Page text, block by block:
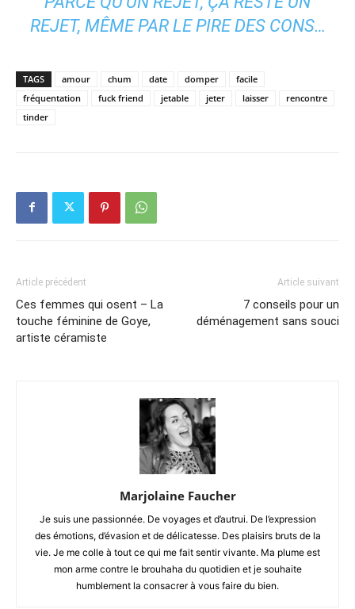
REJET, MÊME PAR LE PIRE DES CONS…
TAGS amour chum date domper
facile
fréquentation
fuck friend jetable jeter laisser
rencontre
tinder
Article précédent
Ces femmes qui osent – La
touche féminine de Goye,
artiste céramiste
Article suivant
7 conseils pour un
déménagement sans souci
Marjolaine Faucher
Je suis une passionnée. De voyages et d’autrui. De l’expression
des émotions, d’évasion et de délicatesse. Des plaisirs bruts de la
vie. Je me colle à tout ce qui me fait sentir vivante. Ma plume est
mon arme contre le brouhaha du quotidien et je souhaite
humblement la consacrer à vous faire du bien.